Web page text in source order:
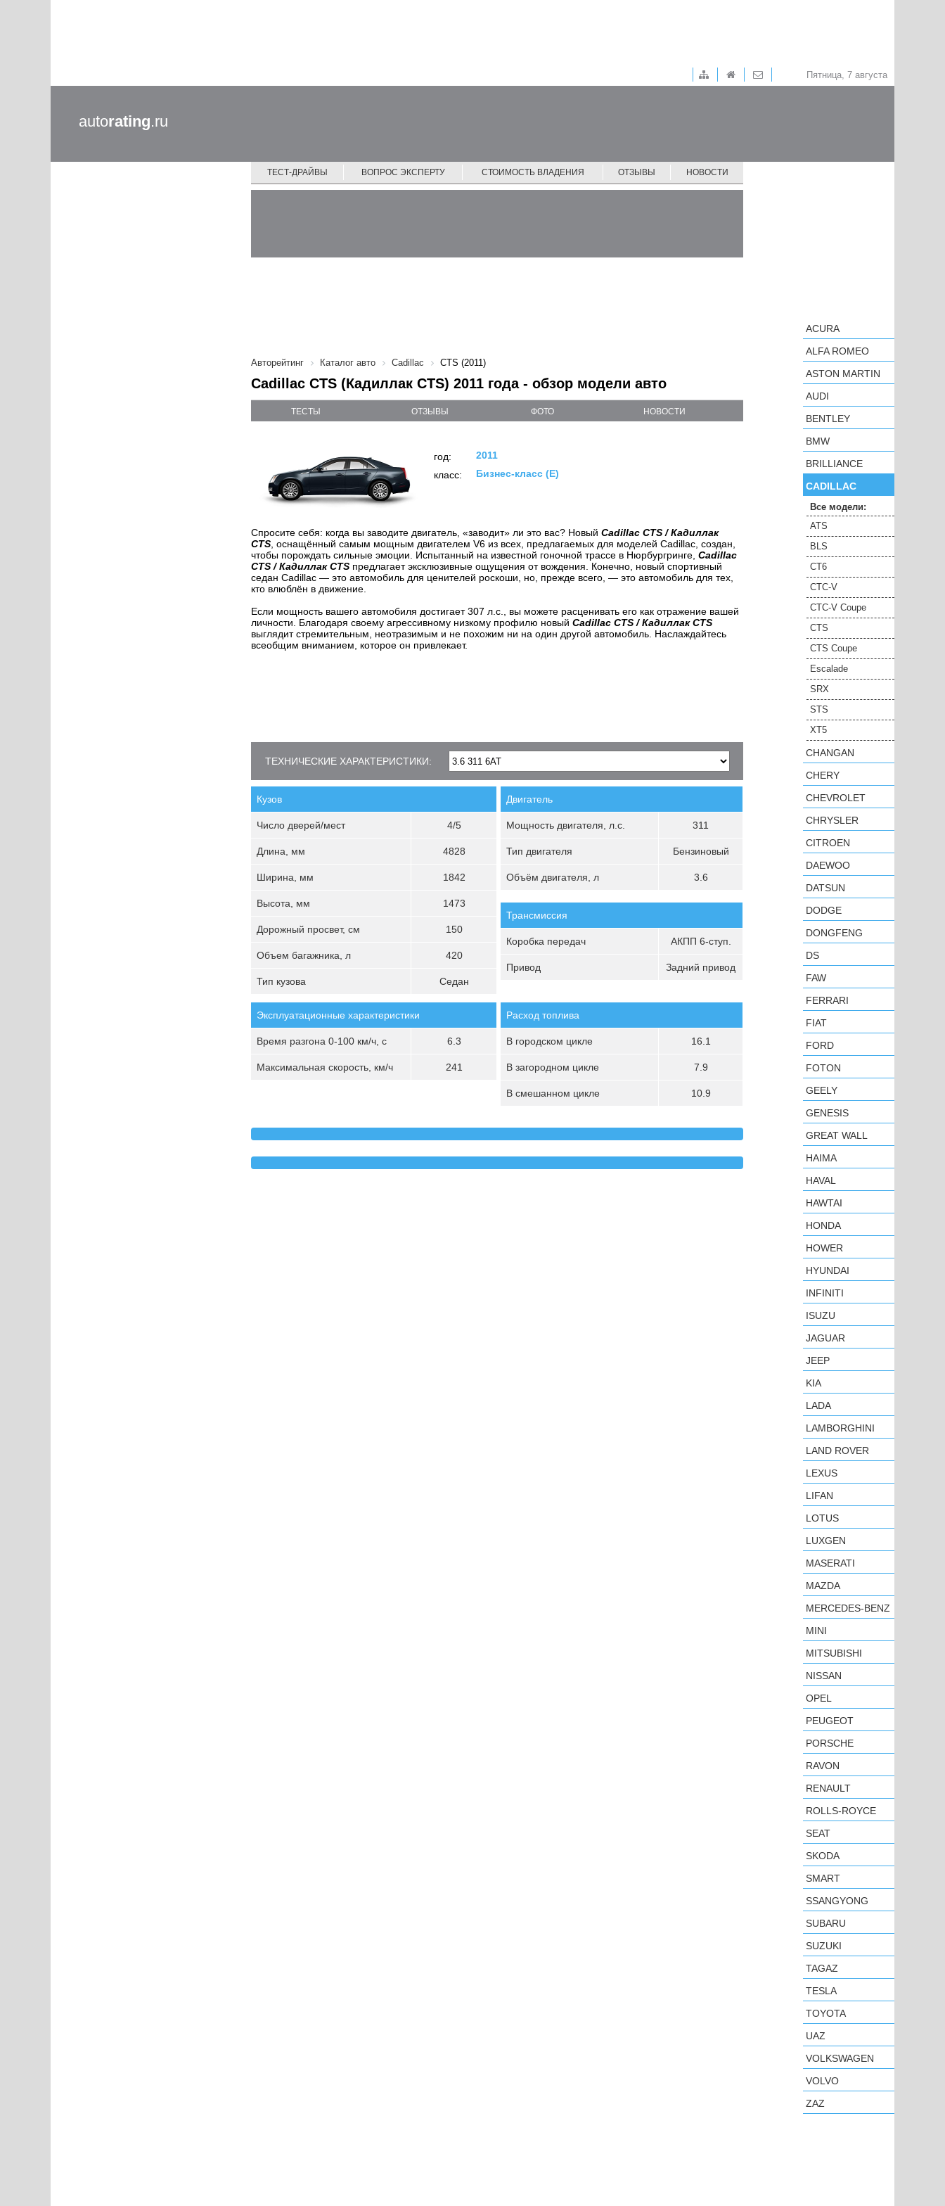
Пятница, 7 августа
autorating.ru
ТЕСТ-ДРАЙВЫ ВОПРОС ЭКСПЕРТУ СТОИМОСТЬ ВЛАДЕНИЯ ОТЗЫВЫ НОВОСТИ
Авторейтинг Каталог авто Cadillac CTS (2011)
Cadillac CTS (Кадиллак CTS) 2011 года - обзор модели авто
ТЕСТЫ ОТЗЫВЫ ФОТО НОВОСТИ
год:
2011
класс:
Бизнес-класс (E)
Спросите себя: когда вы заводите двигатель, «заводит» ли это вас? Новый Cadillac CTS / Кадиллак
CTS , оснащённый самым мощным двигателем V6 из всех, предлагаемых для моделей Cadillac, создан,
чтобы порождать сильные эмоции. Испытанный на известной гоночной трассе в Нюрбургринге, Cadillac
CTS / Кадиллак CTS предлагает эксклюзивные ощущения от вождения. Конечно, новый спортивный
седан Cadillac — это автомобиль для ценителей роскоши, но, прежде всего, — это автомобиль для тех,
кто влюблён в движение.
Если мощность вашего автомобиля достигает 307 л.с., вы можете расценивать его как отражение вашей
личности. Благодаря своему агрессивному низкому профилю новый Cadillac CTS / Кадиллак CTS
выглядит стремительным, неотразимым и не похожим ни на один другой автомобиль. Наслаждайтесь
всеобщим вниманием, которое он привлекает.
ТЕХНИЧЕСКИЕ ХАРАКТЕРИСТИКИ:
Кузов
Число дверей/мест 4/5
Длина, мм 4828
Ширина, мм 1842
Высота, мм 1473
Дорожный просвет, см 150
Объем багажника, л 420
Тип кузова Седан
Двигатель
Мощность двигателя, л.с. 311
Тип двигателя Бензиновый
Объём двигателя, л 3.6
Трансмиссия
Коробка передач АКПП 6-ступ.
Привод Задний привод
Эксплуатационные характеристики
Время разгона 0-100 км/ч, с 6.3
Максимальная скорость, км/ч 241
Расход топлива
В городском цикле 16.1
В загородном цикле 7.9
В смешанном цикле 10.9
ACURA
ALFA ROMEO
ASTON MARTIN
AUDI
BENTLEY
BMW
BRILLIANCE
CADILLAC
Все модели:
ATS
BLS
CT6
CTC-V
CTC-V Coupe
CTS
CTS Coupe
Escalade
SRX
STS
XT5
CHANGAN
CHERY
CHEVROLET
CHRYSLER
CITROEN
DAEWOO
DATSUN
DODGE
DONGFENG
DS
FAW
FERRARI
FIAT
FORD
FOTON
GEELY
GENESIS
GREAT WALL
HAIMA
HAVAL
HAWTAI
HONDA
HOWER
HYUNDAI
INFINITI
ISUZU
JAGUAR
JEEP
KIA
LADA
LAMBORGHINI
LAND ROVER
LEXUS
LIFAN
LOTUS
LUXGEN
MASERATI
MAZDA
MERCEDES-BENZ
MINI
MITSUBISHI
NISSAN
OPEL
PEUGEOT
PORSCHE
RAVON
RENAULT
ROLLS-ROYCE
SEAT
SKODA
SMART
SSANGYONG
SUBARU
SUZUKI
TAGAZ
TESLA
TOYOTA
UAZ
VOLKSWAGEN
VOLVO
ZAZ